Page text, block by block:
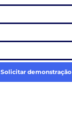
Solicitar demonstração